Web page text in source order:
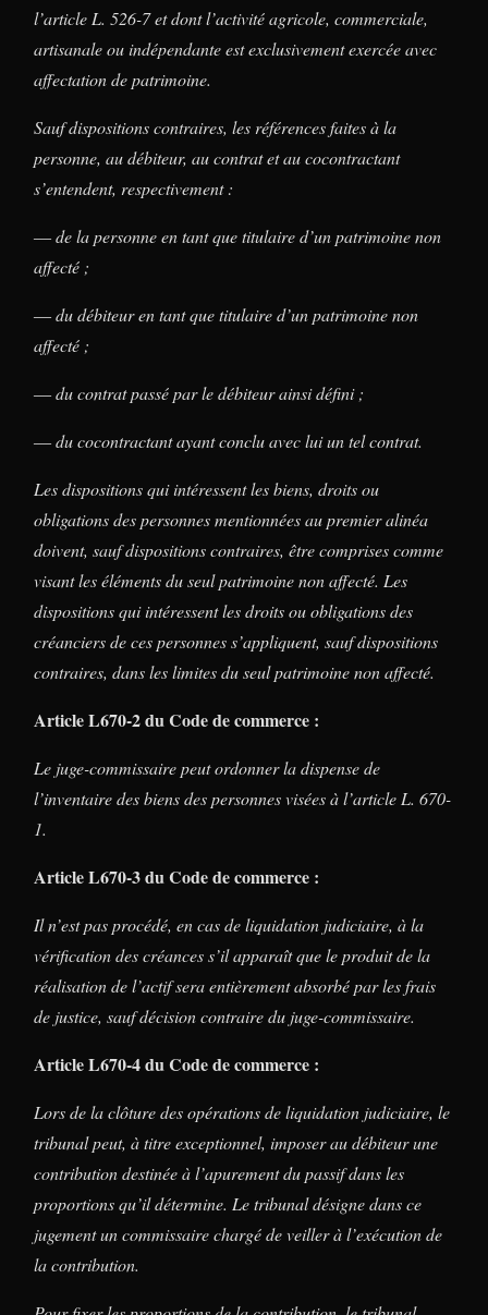
l’article L. 526-7 et dont l’activité agricole, commerciale,
artisanale ou indépendante est exclusivement exercée avec
affectation de patrimoine.
Sauf dispositions contraires, les références faites à la
personne, au débiteur, au contrat et au cocontractant
s’entendent, respectivement :
― de la personne en tant que titulaire d’un patrimoine non
affecté ;
― du débiteur en tant que titulaire d’un patrimoine non
affecté ;
― du contrat passé par le débiteur ainsi défini ;
― du cocontractant ayant conclu avec lui un tel contrat.
Les dispositions qui intéressent les biens, droits ou
obligations des personnes mentionnées au premier alinéa
doivent, sauf dispositions contraires, être comprises comme
visant les éléments du seul patrimoine non affecté. Les
dispositions qui intéressent les droits ou obligations des
créanciers de ces personnes s’appliquent, sauf dispositions
contraires, dans les limites du seul patrimoine non affecté.
Article L670-2 du Code de commerce :
Le juge-commissaire peut ordonner la dispense de
l’inventaire des biens des personnes visées à l’article L. 670-
1.
Article L670-3 du Code de commerce :
Il n’est pas procédé, en cas de liquidation judiciaire, à la
vérification des créances s’il apparaît que le produit de la
réalisation de l’actif sera entièrement absorbé par les frais
de justice, sauf décision contraire du juge-commissaire.
Article L670-4 du Code de commerce :
Lors de la clôture des opérations de liquidation judiciaire, le
tribunal peut, à titre exceptionnel, imposer au débiteur une
contribution destinée à l’apurement du passif dans les
proportions qu’il détermine. Le tribunal désigne dans ce
jugement un commissaire chargé de veiller à l’exécution de
la contribution.